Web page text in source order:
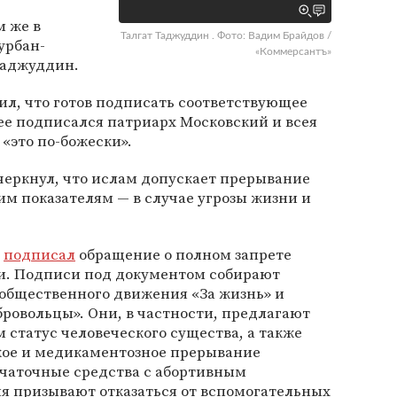
Талгат Таджуддин . Фото: Вадим Брайдов /
«Коммерсантъ»
же в
что готов подписать соответствующее
подписался патриарх Московский и всея
по-божески».
что ислам допускает прерывание
показателям — в случае угрозы жизни и
подписал обращение о полном запрете
Подписи под документом собирают
движения «За жизнь» и
Они, в частности, предлагают
человеческого существа, а также
и медикаментозное прерывание
средства с абортивным
отказаться от вспомогательных